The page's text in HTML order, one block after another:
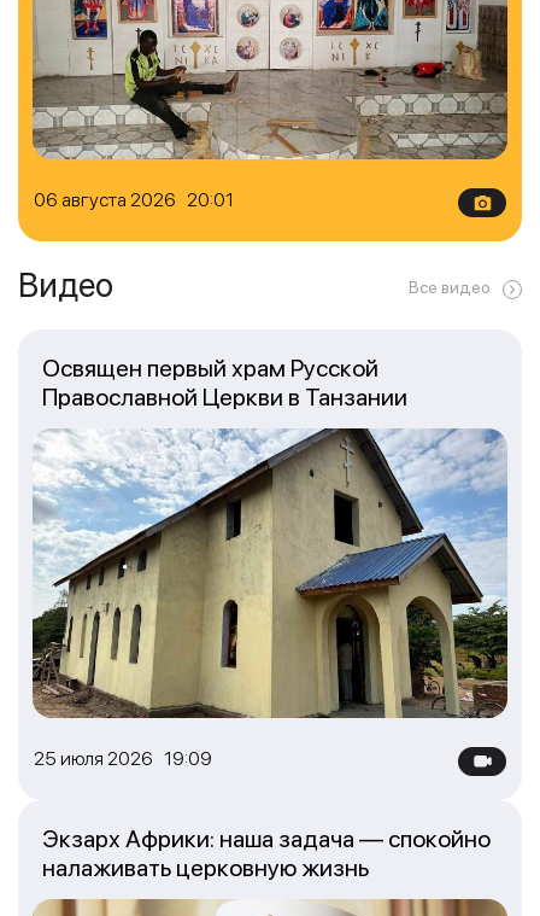
06 августа 2026 20:01
Видео Все видео
25 июля 2026 19:09
Освящен первый храм Русской
Православной Церкви в Танзании
Экзарх Африки: наша задача — спокойно
налаживать церковную жизнь